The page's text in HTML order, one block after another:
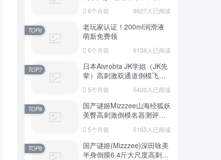
品质带来极致享受!
6个月前 6627人已阅读
老玩家认证！200ml润滑液
萌新免费领
6个月前 6138人已阅读
TOP6
日本Aivrobta JK学姐（JK先
辈）高刺激双通道倒模飞机
杯深度测评报告
5个月前 5400人已阅读
TOP7
国产谜姬Mizzzee山海经狐妖
美臀高刺激倒模名器测评报
5个月前 5163人已阅读
TOP8
国产谜姬(Mizzzee)深田咏美
半身倒膜6.4斤大尺度高刺激
TOP9